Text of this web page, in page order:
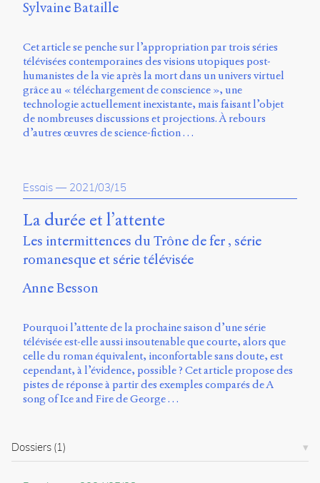
Université
Sherbrooke
Campus
de
Longueuil
Local
B1-
12723
Le
Moyne
Longueuil
(QC)
J4K
0B7
3272
Sens
public
0.1
(2020/03)
:
Jannon
Sylvaine Bataille
Cet article se penche sur l’appropriation par trois séries
télévisées contemporaines des visions utopiques post-
humanistes de la vie après la mort dans un univers virtuel
grâce au « téléchargement de conscience », une
technologie actuellement inexistante, mais faisant l’objet
de nombreuses discussions et projections. À rebours
d’autres œuvres de science-fiction …
Essais — 2021/03/15
La durée et l’attente
Les intermittences du Trône de fer , série
romanesque et série télévisée
Anne Besson
Pourquoi l’attente de la prochaine saison d’une série
télévisée est-elle aussi insoutenable que courte, alors que
celle du roman équivalent, inconfortable sans doute, est
cependant, à l’évidence, possible ? Cet article propose des
pistes de réponse à partir des exemples comparés de A
song of Ice and Fire de George …
Dossiers (1)